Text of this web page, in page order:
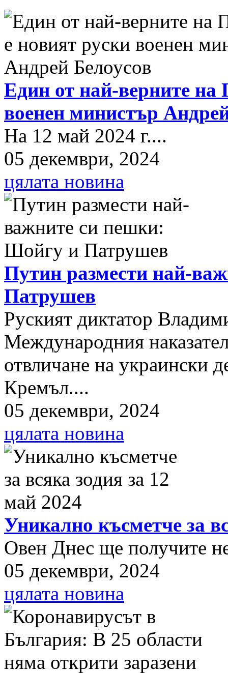
Един от най-верните на
военен министър
На 12 май 2024 г....
05 декември, 2024
цялата новина
Путин размести най-
Патрушев
Руският диктатор
Международния
отвличане на украински
Кремъл....
05 декември, 2024
цялата новина
Уникално късметче за
Овен Днес ще получите
05 декември, 2024
цялата новина